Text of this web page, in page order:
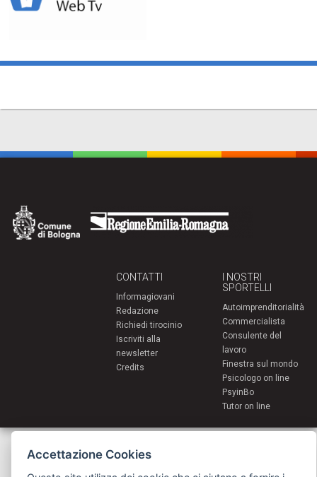
CONTATTI
Informagiovani
Redazione
Richiedi tirocinio
Iscriviti alla
newsletter
Credits
I NOSTRI
SPORTELLI
Autoimprenditorialità
Commercialista
Consulente del
lavoro
Finestra sul mondo
Psicologo on line
PsyinBo
Tutor on line
Comune di Bologna | Piazza Maggiore 6 - 40124 Bologna
giovani@comune.bologna.it
Accettazione Cookies